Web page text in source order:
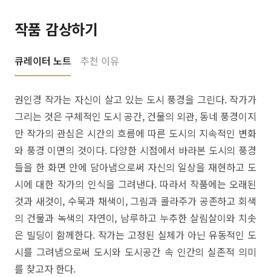
작품 감상하기
큐레이터 노트 추천 이유
권인경 작가는 자신이 살고 있는 도시 풍경을 그린다. 작가가
그리는 것은 구체적인 도시 공간, 건물의 외관, 동네 풍경이지
만 작가의 관심은 시간의 흐름에 따른 도시의 지속적인 변화
와 풍경 이면의 것이다. 다양한 시점에서 바라본 도시의 풍경
들을 한 화면 안에 담아냄으로써 자신의 일상을 재현하고 도
시에 대한 작가의 인식을 그려낸다. 따라서 작품에는 오래된
것과 새것이, 수묵과 채색이, 그림과 콜라주가 공존하고 회색
의 건물과 녹색의 자연이, 남루하고 누추한 살림살이와 치솟
은 빌딩이 함께한다. 작가는 고정된 실체가 아닌 유동적인 도
시를 그려냄으로써 도시와 도시공간 속 인간의 실존적 의미
를 찾고자 한다.